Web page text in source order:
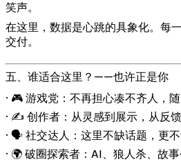
笑声。
在这里，数据是心跳的具象化。每
交付。
五、谁适合这里？——也许正是你
· 🎮 游戏党：不再担心凑不齐人，
· ✍️ 创作者：从灵感到展示，从反
· 🗣️ 社交达人：这里不缺话题，更不
· 🌍 破圈探索者：AI、狼人杀、故